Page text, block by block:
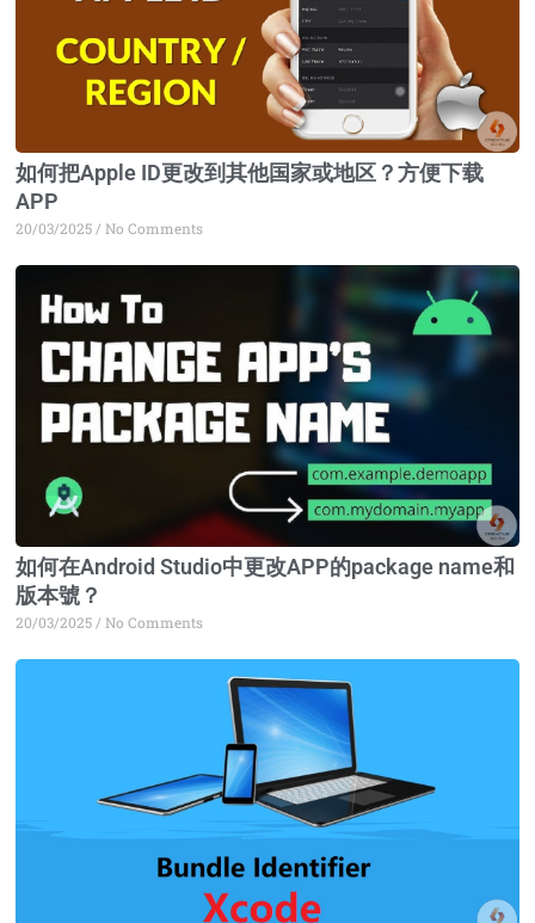
如何把Apple ID更改到其他国家或地区？方便下载
APP
20/03/2025 No Comments
如何在Android Studio中更改APP的package name和
版本號？
20/03/2025 No Comments